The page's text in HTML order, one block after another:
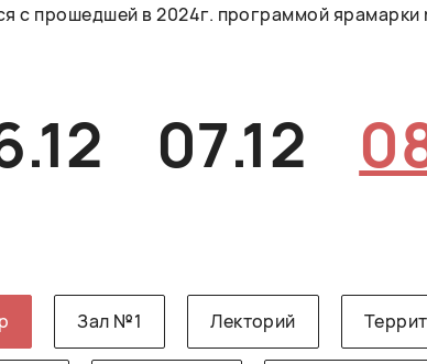
с прошедшей в 2024г. программой
07.12
Зал №1 Лекторий